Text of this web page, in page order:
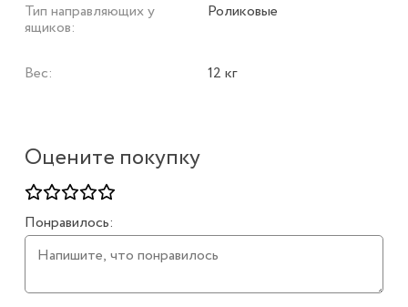
Оцените покупку
Понравилось:
Тип направляющих у
ящиков:
Роликовые
Вес: 12 кг